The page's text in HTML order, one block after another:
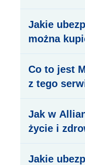
Jakie
można
Co to jest
z tego
Jak w
życie i
Jakie